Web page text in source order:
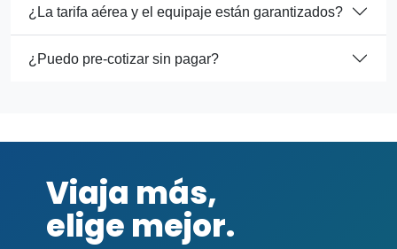
¿La tarifa aérea y el equipaje están garantizados?
¿Puedo pre-cotizar sin pagar?
Viaja más,
elige mejor.